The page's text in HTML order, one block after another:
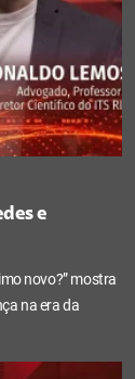
e
novo?” mostra
na era da